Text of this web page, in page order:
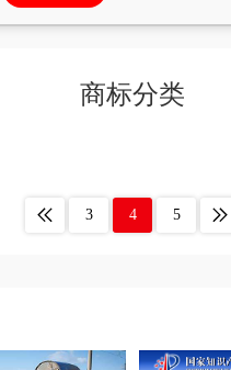
办公设备商标
商标注册 茶具商标注册
商标注册 电池商标注册
商标分类
3 4 5